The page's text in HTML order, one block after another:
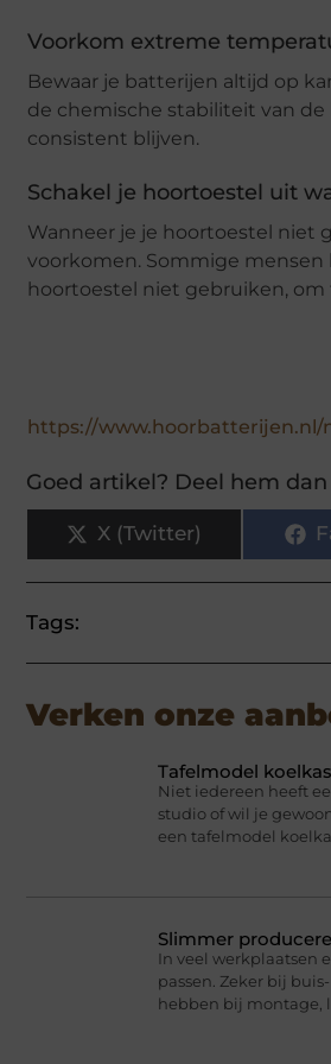
Voorkom extreme
Bewaar je batterijen altijd op
de chemische stabiliteit van
consistent blijven.
Schakel je hoortoestel uit
Wanneer je je hoortoestel niet
voorkomen. Sommige mensen
hoortoestel niet gebruiken,
https://www.hoorbatterijen.nl/
Goed artikel? Deel hem dan
X (Twitter)
Tags:
Verken onze
Tafelmodel
Niet iedereen heeft
studio of wil je
een tafelmodel
Slimmer
In veel werkplaatsen
passen. Zeker bij
hebben bij montage,